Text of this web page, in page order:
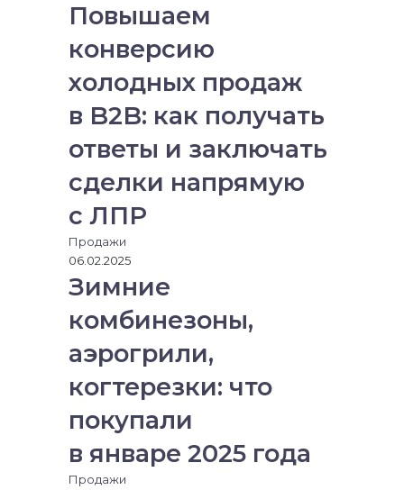
Повышаем
конверсию
холодных продаж
в B2B: как получать
ответы и заключать
сделки напрямую
с ЛПР
Продажи
06.02.2025
Зимние
комбинезоны,
аэрогрили,
когтерезки: что
покупали
в январе 2025 года
Продажи